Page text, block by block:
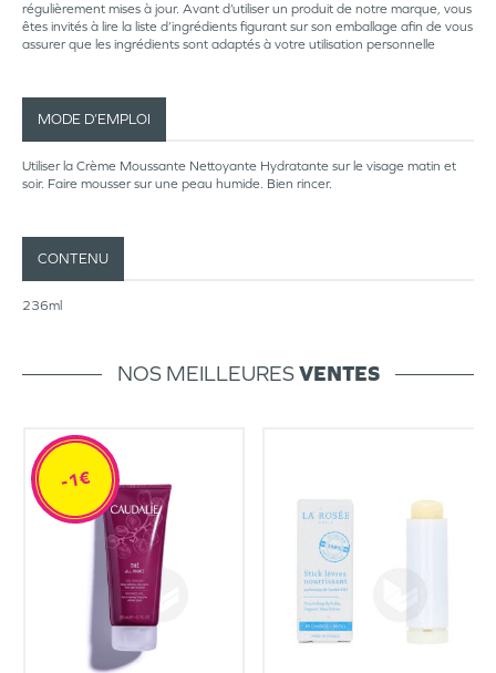
régulièrement mises à jour. Avant d’utiliser un produit de notre marque, vous
êtes invités à lire la liste d’ingrédients figurant sur son emballage afin de vous
assurer que les ingrédients sont adaptés à votre utilisation personnelle
MODE D’EMPLOI
Utiliser la Crème Moussante Nettoyante Hydratante sur le visage matin et
soir. Faire mousser sur une peau humide. Bien rincer.
CONTENU
236ml
NOS MEILLEURESVENTES
-1€